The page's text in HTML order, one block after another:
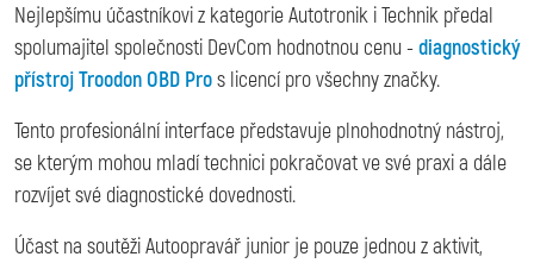
Nejlepšímu účastníkovi z kategorie Autotronik i Technik předal
spolumajitel společnosti DevCom hodnotnou cenu -diagnostický
přístroj Troodon OBD Pros licencí pro všechny značky.
Tento profesionální interface představuje plnohodnotný nástroj,
se kterým mohou mladí technici pokračovat ve své praxi a dále
rozvíjet své diagnostické dovednosti.
Účast na soutěži Autoopravář junior je pouze jednou z aktivit,